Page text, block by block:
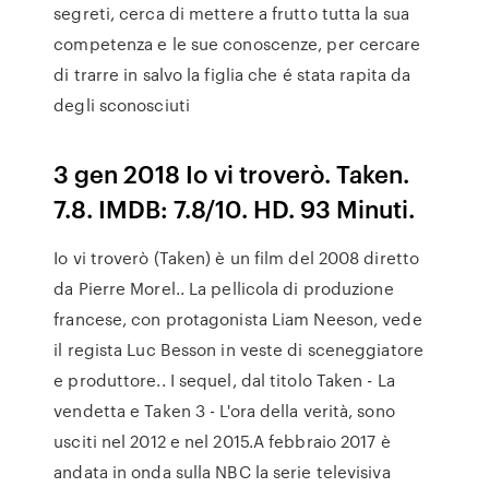
segreti, cerca di mettere a frutto tutta la sua
competenza e le sue conoscenze, per cercare
di trarre in salvo la figlia che é stata rapita da
degli sconosciuti
3 gen 2018 Io vi troverò. Taken.
7.8. IMDB: 7.8/10. HD. 93 Minuti.
Io vi troverò (Taken) è un film del 2008 diretto
da Pierre Morel.. La pellicola di produzione
francese, con protagonista Liam Neeson, vede
il regista Luc Besson in veste di sceneggiatore
e produttore.. I sequel, dal titolo Taken - La
vendetta e Taken 3 - L'ora della verità, sono
usciti nel 2012 e nel 2015.A febbraio 2017 è
andata in onda sulla NBC la serie televisiva